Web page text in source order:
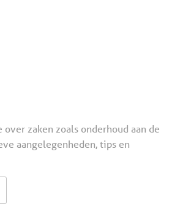
zaken zoals onderhoud aan de
aangelegenheden, tips en